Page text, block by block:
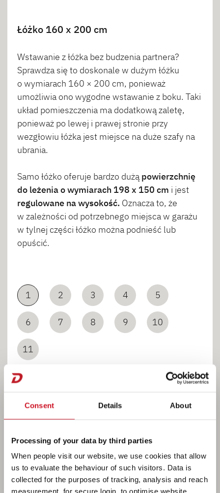
Consent Details About
Processing of your data by third parties
When people visit our website, we use cookies that allow
us to evaluate the behaviour of such visitors. Data is
collected for the purposes of tracking, analysis and reach
measurement, for secure login, to optimise website
Łóżko 160 x 200 cm
Wstawanie z łóżka bez budzenia partnera?
Sprawdza się to doskonale w dużym łóżku
o wymiarach 160 × 200 cm, ponieważ
umożliwia ono wygodne wstawanie z boku. Taki
układ pomieszczenia ma dodatkową zaletę,
ponieważ po lewej i prawej stronie przy
wezgłowiu łóżka jest miejsce na duże szafy na
ubrania.
Samo łóżko oferuje bardzo dużą powierzchnię
do leżenia o wymiarach 198 x 150 cm i jest
regulowane na wysokość. Oznacza to, że
w zależności od potrzebnego miejsca w garażu
w tylnej części łóżko można podnieść lub
opuścić.
1 2 3 4 5
6 7 8 9 10
11
Łazienka